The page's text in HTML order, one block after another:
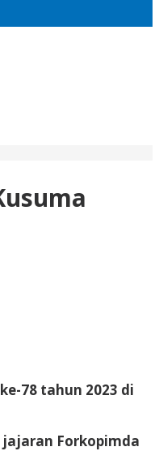
78 tahun 2023 di
jajaran Forkopimda